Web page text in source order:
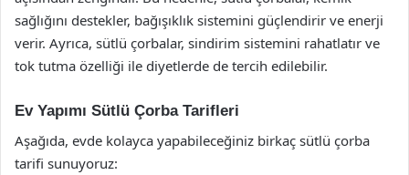
sağlığını destekler, bağışıklık sistemini güçlendirir ve enerji
verir. Ayrıca, sütlü çorbalar, sindirim sistemini rahatlatır ve
tok tutma özelliği ile diyetlerde de tercih edilebilir.
Ev Yapımı Sütlü Çorba Tarifleri
Aşağıda, evde kolayca yapabileceğiniz birkaç sütlü çorba
tarifi sunuyoruz: